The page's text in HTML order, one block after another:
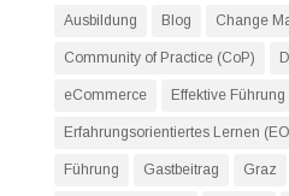
Ausbildung Blog Change
Community of Practice (CoP)
eCommerce Effektive Führung
Erfahrungsorientiertes Lernen
Führung Gastbeitrag Graz